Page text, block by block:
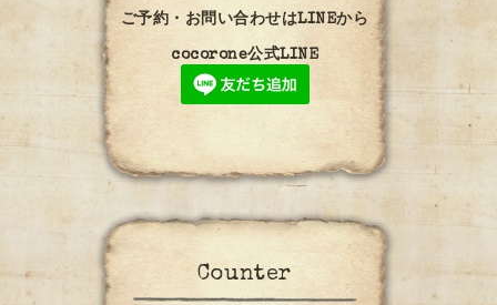
ご予約・お問い合わせはLINEから
cocorone公式LINE
Counter